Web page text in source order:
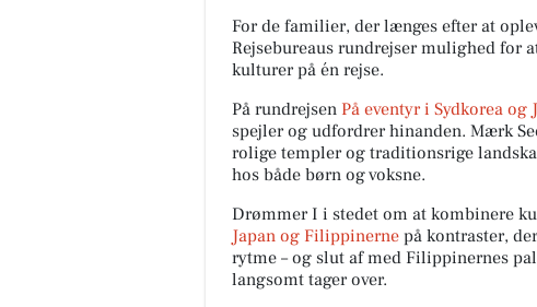
For de familier, der længes efter at
Rejsebureaus rundrejser mulighed for
kulturer på én rejse.
På rundrejsen På eventyr i Sydkorea og
spejler og udfordrer hinanden. Mærk
rolige templer og traditionsrige
hos både børn og voksne.
Drømmer I i stedet om at kombinere
Japan og Filippinerne på kontraster,
rytme – og slut af med Filippinernes
langsomt tager over.